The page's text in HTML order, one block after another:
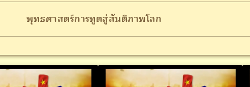
พุทธศาสตร์การทูตสู่สันติภาพโลก